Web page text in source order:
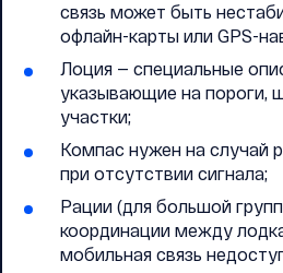
связь может быть
офлайн-карты или GPS-
Лоция — специальные
указывающие на пороги,
участки;
Компас нужен на случай
при отсутствии сигнала;
Рации (для большой
координации между
мобильная связь